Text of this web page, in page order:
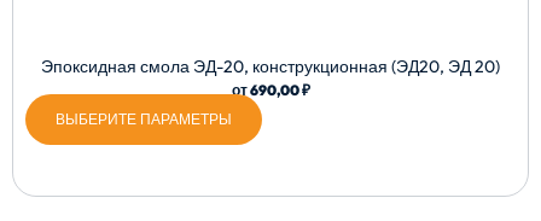
Эпоксидная смола ЭД-20, конструкционная (ЭД20, ЭД 20)
от690,00₽
ВЫБЕРИТЕ ПАРАМЕТРЫ